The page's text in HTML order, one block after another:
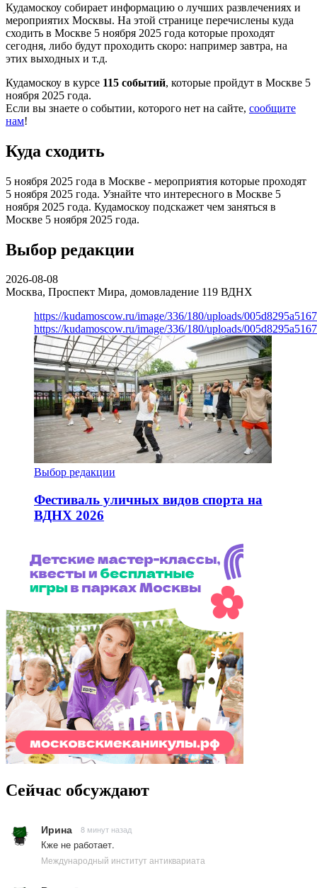
Кудамоскоу собирает информацию о лучших развлечениях и
мероприятих Москвы. На этой странице перечислены куда
сходить в Москве 5 ноября 2025 года которые проходят
сегодня, либо будут проходить скоро: например завтра, на
этих выходных и т.д.
Кудамоскоу в курсе 115 событий, которые пройдут в Москве 5
ноября 2025 года.
Если вы знаете о событии, которого нет на сайте, сообщите
нам!
Куда сходить
5 ноября 2025 года в Москве - мероприятия которые проходят
5 ноября 2025 года. Узнайте что интересного в Москве 5
ноября 2025 года. Кудамоскоу подскажет чем заняться в
Москве 5 ноября 2025 года.
Выбор редакции
2026-08-08
Москва, Проспект Мира, домовладение 119 ВДНХ
https://kudamoscow.ru/image/336/180/uploads/
https://kudamoscow.ru/image/336/180/uploads/
Выбор редакции
Фестиваль уличных видов спорта на
ВДНХ 2026
Сейчас обсуждают
Ирина 8 минут назад
Кже не работает.
Международный институт антиквариата